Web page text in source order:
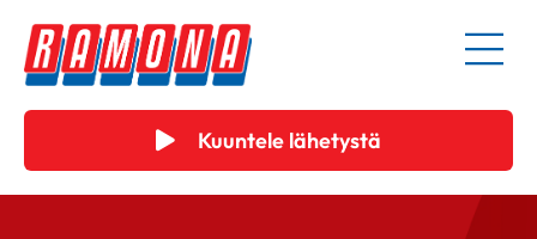
Kuuntele lähetystä